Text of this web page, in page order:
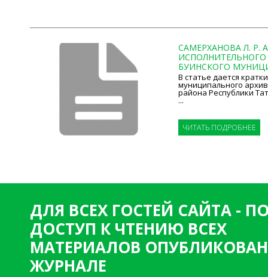
САМЕРХАНОВА Л. Р.
БУИНСКОГО
В статье дается
муниципального
района Республики
...
ЧИТАТЬ ПОДРОБНЕЕ
ДЛЯ ВСЕХ ГОСТЕЙ САЙТА -
ДОСТУП К ЧТЕНИЮ ВСЕХ
МАТЕРИАЛОВ
ЖУРНАЛЕ